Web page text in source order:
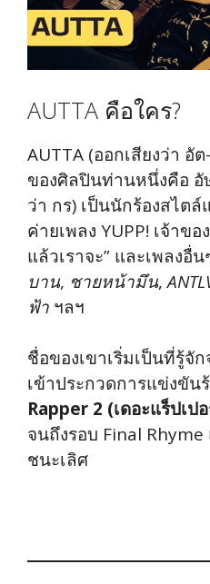
AUTTA คือใคร?
AUTTA (ออกเสียงว่า อั
ของศิลปินท่านหนึ่งคือ อั
ว่า กร) เป็นนักร้องสไต
ค่ายเพลง YUPP! เจ้าข
แล้วเราจะ” และเพลงอื่น
บาน, ชายหน้ามึน,
ฟ้า ฯลฯ
ชื่อของเขาเริ่มเป็นที่รู้จั
เข้าประกวดการแข่งขัน
Rapper 2 (เดอะแร็ปเป
จนถึงรอบ Final
ชนะเลิศ